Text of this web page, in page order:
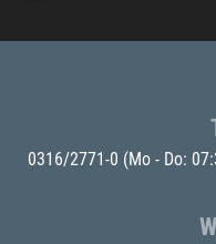
0316/2771-0 (Mo - Do: